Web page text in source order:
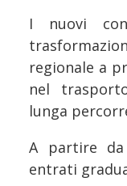
I nuovi
regionale a
nel
lunga
A partire
entrati